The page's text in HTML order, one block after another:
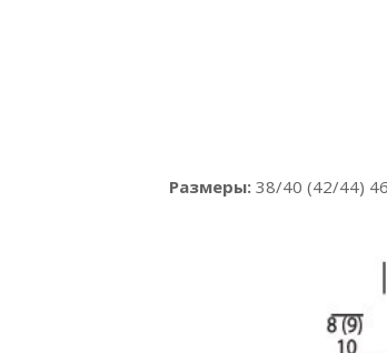
Размеры: 38/40 (42/44)